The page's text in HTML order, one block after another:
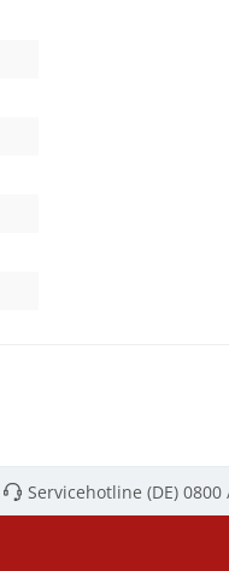
Servicehotline (DE) 0800